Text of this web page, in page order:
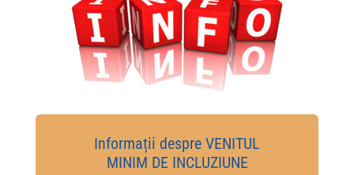
Informații despre VENITUL
MINIM DE INCLUZIUNE